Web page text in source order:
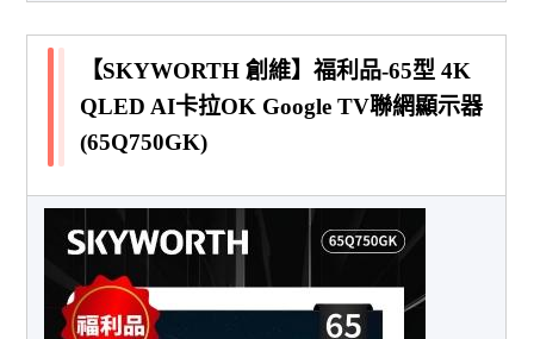
【SKYWORTH 創維】福利品-65型 4K
QLED AI卡拉OK Google TV聯網顯示器
(65Q750GK)